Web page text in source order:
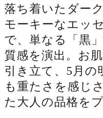
落ち着いたダー
モーキーなエッ
で、単なる「黒
質感を演出。お
引き立て、5月の
も重たさを感じ
た大人の品格を